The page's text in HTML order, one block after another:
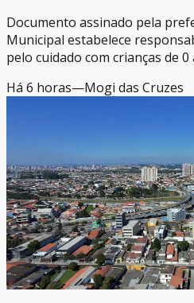
Documento assinado pela
Municipal estabelece
pelo cuidado com crianças de 0
Há 6 horas—Mogi das Cruzes